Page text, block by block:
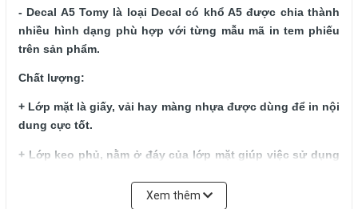
- Decal A5 Tomy là loại Decal có khổ A5 được chia thành
nhiều hình dạng phù hợp với từng mẫu mã in tem phiếu
trên sản phẩm.
Chất lượng:
+ Lớp mặt là giấy, vải hay màng nhựa được dùng để in nội
dung cực tốt.
+ Lớp keo phủ, nằm ở đáy của lớp mặt giúp việc sử dụng
+ Lớp silicon (hay PE- silicon) với tác dụng không cho
Xem thêm